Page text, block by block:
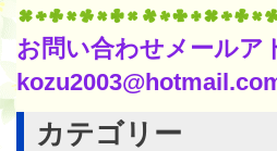
お問い合わせメールア
カテゴリー